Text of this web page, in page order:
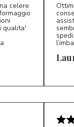
celere
qualita'
LP